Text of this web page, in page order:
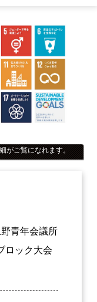
がご覧になれます。
青年会議所
ロック大会